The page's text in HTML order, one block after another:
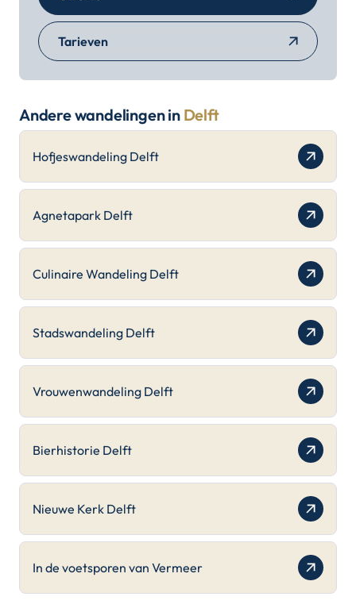
Tarieven
Andere wandelingen in Delft
Hofjeswandeling Delft
Agnetapark Delft
Culinaire Wandeling Delft
Stadswandeling Delft
Vrouwenwandeling Delft
Bierhistorie Delft
Nieuwe Kerk Delft
In de voetsporen van Vermeer